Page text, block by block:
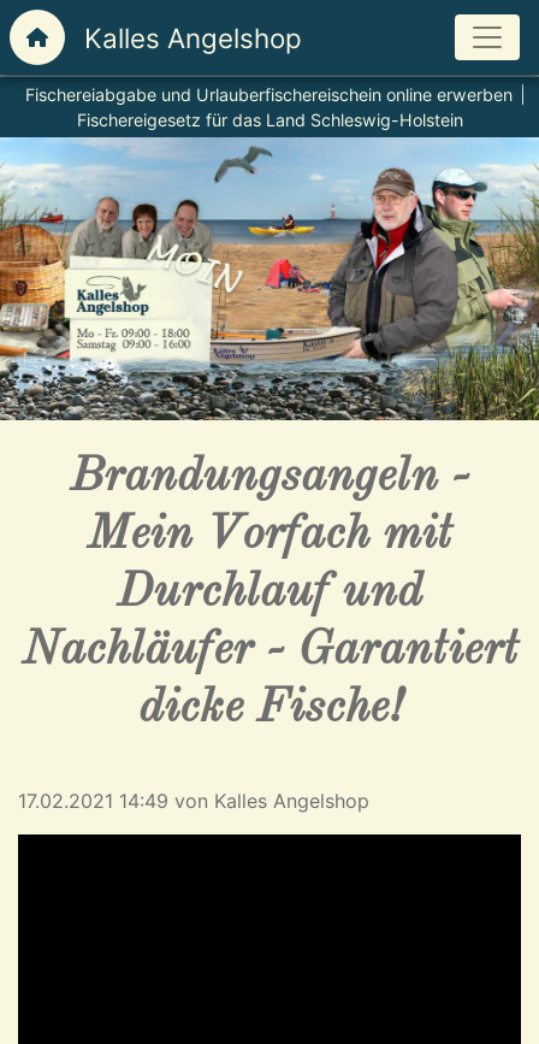
Fischereiabgabe und Urlauberfischereischein online erwerben
Fischereigesetz für das Land Schleswig-Holstein
Brandungsangeln -
Mein Vorfach mit
Durchlauf und
Nachläufer - Garantiert
dicke Fische!
17.02.2021 14:49 von Kalles Angelshop